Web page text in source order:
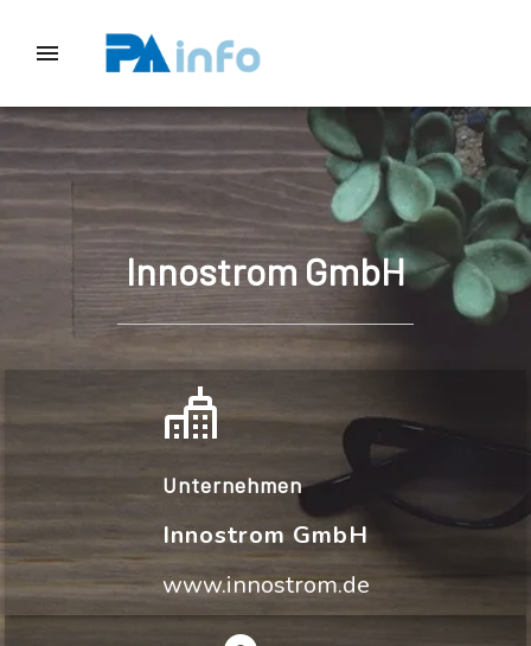
Innostrom GmbH
Unternehmen
Innostrom GmbH
www.innostrom.de